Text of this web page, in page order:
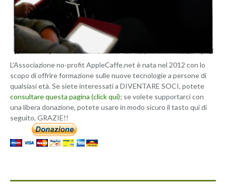
L'Associazione no-profit AppleCaffe.net è nata nel 2012 con lo
scopo di offrire formazione sulle nuove tecnologie a persone di
qualsiasi età. Se siete interessati a DIVENTARE SOCI, potete
consultare questa pagina (click qui); se volete supportarci con
una libera donazione, potete usare in modo sicuro il tasto qui di
seguito, GRAZIE!!